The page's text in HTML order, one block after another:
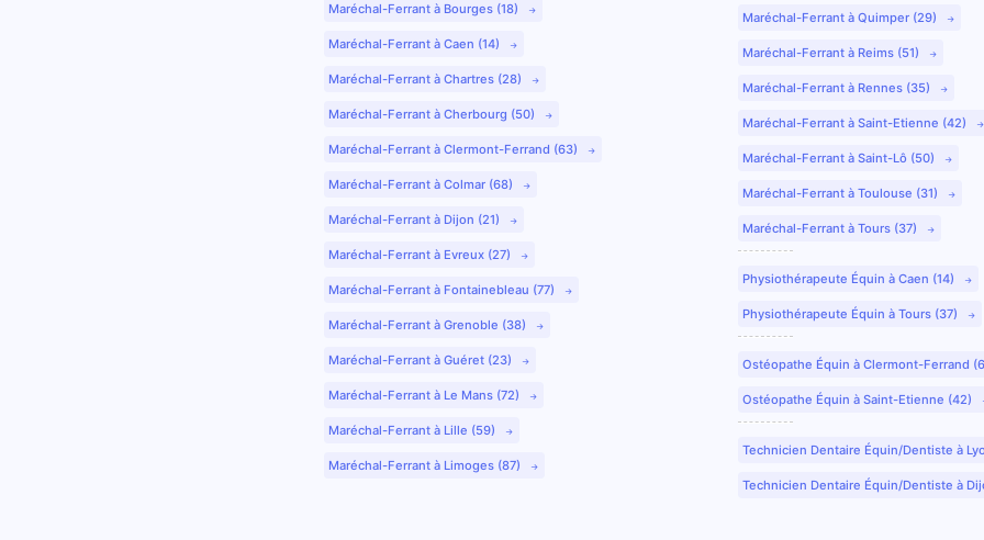
Maréchal-Ferrant à Bourges (18)
Maréchal-Ferrant à Caen (14)
Maréchal-Ferrant à Chartres (28)
Maréchal-Ferrant à Cherbourg (50)
Maréchal-Ferrant à Clermont-Ferrand (63)
Maréchal-Ferrant à Colmar (68)
Maréchal-Ferrant à Dijon (21)
Maréchal-Ferrant à Evreux (27)
Maréchal-Ferrant à Fontainebleau (77)
Maréchal-Ferrant à Grenoble (38)
Maréchal-Ferrant à Guéret (23)
Maréchal-Ferrant à Le Mans (72)
Maréchal-Ferrant à Lille (59)
Maréchal-Ferrant à Limoges (87)
Maréchal-Ferrant à Quimper (29)
Maréchal-Ferrant à Reims (51)
Maréchal-Ferrant à Rennes (35)
Maréchal-Ferrant à Saint-Etienne (42)
Maréchal-Ferrant à Saint-Lô (50)
Maréchal-Ferrant à Toulouse (31)
Maréchal-Ferrant à Tours (37)
Physiothérapeute Équin à Caen (14)
Physiothérapeute Équin à Tours (37)
Ostéopathe Équin à Clermont-Ferrand
Ostéopathe Équin à Saint-Etienne (42)
Technicien Dentaire Équin/Dentiste à
Technicien Dentaire Équin/Dentiste à